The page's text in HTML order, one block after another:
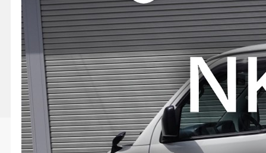
【NKE】移動展示車（キャラ
バンカー）〜お客様の元へ直
接